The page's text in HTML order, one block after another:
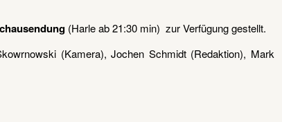
(Harle ab 21:30 min) zur Verfügung gestellt.
(Kamera), Jochen Schmidt (Redaktion), Mark